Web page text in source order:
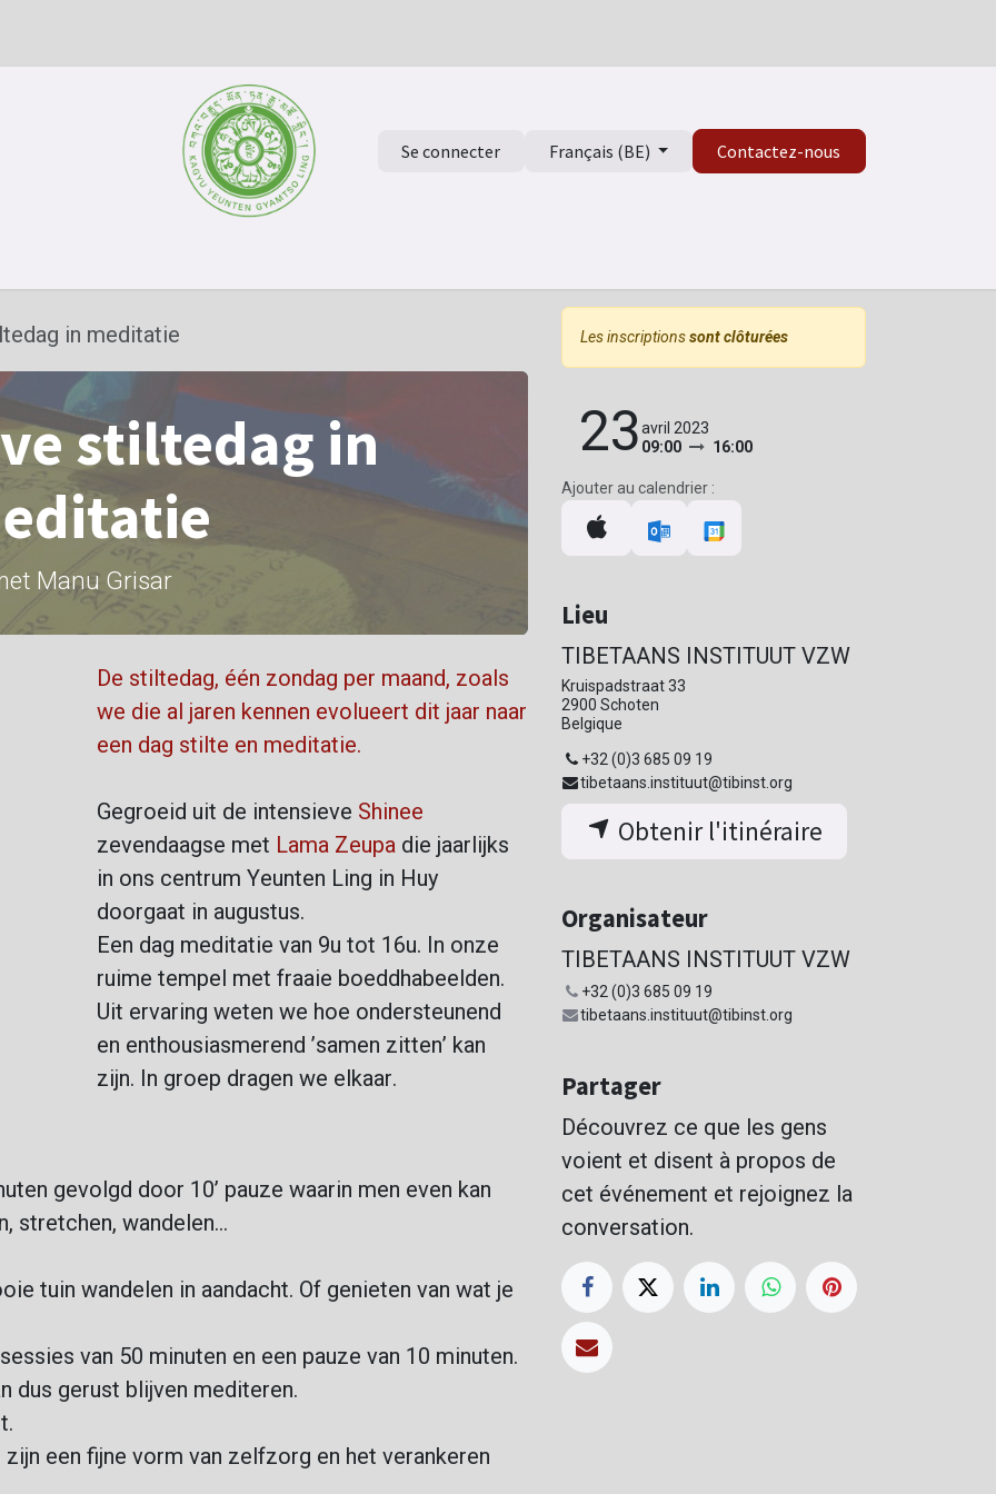
Se connecter Français (BE) Contactez-nous
in meditatie
stiltedag in
Manu Grisar
De stiltedag, één zondag per maand, zoals
we die al jaren kennen evolueert dit jaar naar
een dag stilte en meditatie.
Gegroeid uit de intensieve Shinee
zevendaagse met Lama Zeupa die jaarlijks
in ons centrum Yeunten Ling in Huy
doorgaat in augustus.
Een dag meditatie van 9u tot 16u. In onze
ruime tempel met fraaie boeddhabeelden.
Uit ervaring weten we hoe ondersteunend
en enthousiasmerend ’samen zitten’ kan
zijn. In groep dragen we elkaar.
gevolgd door 10’ pauze waarin men even kan
stretchen, wandelen…
tuin wandelen in aandacht. Of genieten van wat je
van 50 minuten en een pauze van 10 minuten.
dus gerust blijven mediteren.
een fijne vorm van zelfzorg en het verankeren
Les inscriptionssont clôturées
23avril 2023
09:00
16:00
Ajouter au calendrier :
Lieu
TIBETAANS INSTITUUT VZW
Kruispadstraat 33
2900 Schoten
Belgique
+32 (0)3 685 09 19
tibetaans.instituut@tibinst.org
Obtenir l'itinéraire
Organisateur
TIBETAANS INSTITUUT VZW
+32 (0)3 685 09 19
tibetaans.instituut@tibinst.org
Partager
Découvrez ce que les gens
voient et disent à propos de
cet événement et rejoignez la
conversation.